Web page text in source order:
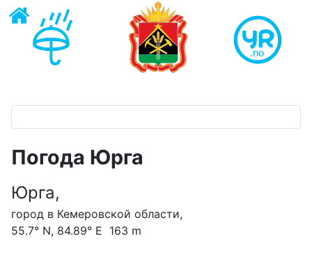
Погода Юрга
Юрга,
город в Кемеровской области,
55.7° N, 84.89° E 163 m